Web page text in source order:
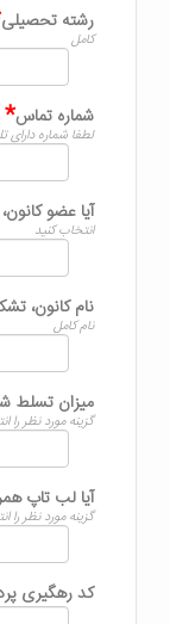
رشته تحصیلی
کامل
شماره تماس*
لطفا شماره دارای
آیا عضو
انتخاب کنید
نام کانون،
نام کامل
میزان تسلط
گزینه مورد نظر را
آیا لب تاپ
گزینه مورد نظر را
کد رهگیری